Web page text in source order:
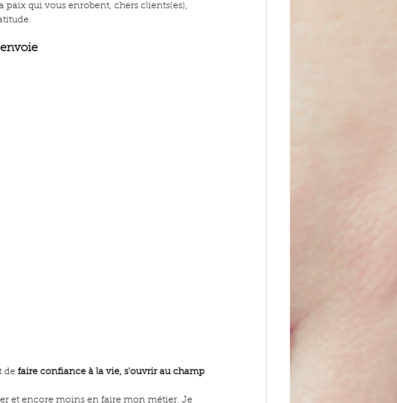
paix qui vous enrobent, chers clients(es),
de faire confiance à la vie, s'ouvrir au champ
et encore moins en faire mon métier. Je